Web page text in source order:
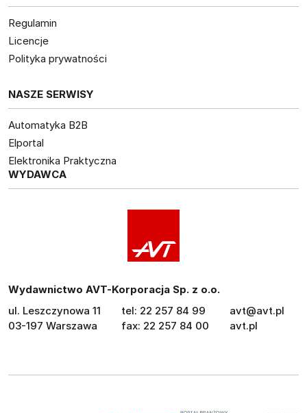
Regulamin
Licencje
Polityka prywatności
NASZE SERWISY
Automatyka B2B
Elportal
Elektronika Praktyczna
WYDAWCA
Wydawnictwo AVT-Korporacja Sp. z o.o.
ul. Leszczynowa 11
03-197 Warszawa
tel: 22 257 84 99
fax: 22 257 84 00
avt@avt.pl
avt.pl